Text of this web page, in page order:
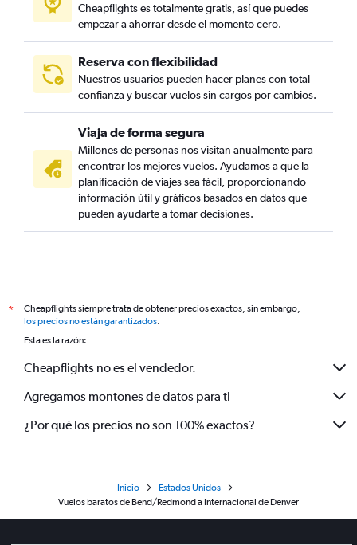
Cheapflights es totalmente gratis, así que puedes
empezar a ahorrar desde el momento cero.
Reserva con flexibilidad
Nuestros usuarios pueden hacer planes con total
confianza y buscar vuelos sin cargos por cambios.
Viaja de forma segura
Millones de personas nos visitan anualmente para
encontrar los mejores vuelos. Ayudamos a que la
planificación de viajes sea fácil, proporcionando
información útil y gráficos basados en datos que
pueden ayudarte a tomar decisiones.
*
Cheapflights siempre trata de obtener precios exactos, sin embargo,
los precios no están garantizados.
Esta es la razón:
Cheapflights no es el vendedor.
Agregamos montones de datos para ti
¿Por qué los precios no son 100% exactos?
Inicio
Estados Unidos
Vuelos baratos de Bend/Redmond a Internacional de Denver